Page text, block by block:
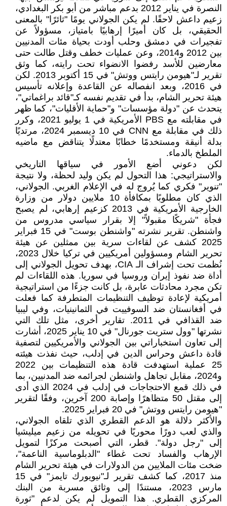
النصرة في يناير 2012 بدعم مباشر من أبو بكر البغدادي،
زعيم داعش لاحقًا. لم يكن الجولاني يومًا "ثائرًا" بالمعنى
الحقيقي، بل كان أميرًا إرهابيًا بامتياز، مسؤولاً عن
تفجيرات في دمشق وحلب أودت بحياة مئات المدنيين
بين 2012 و2014، وعن عمليات خطف وقتل طالت حتى
معارضين للأسد رفضوا الانضواء تحت رايته، كما وثق
تقرير لـ"هيومن رايتس ووتش" في 15 أكتوبر 2013. لكن
في 2016، وبعد انفصاله عن القاعدة وإعلانه تأسيس
هيئة تحرير الشام، بدأ في تقديم نفسه كـ"قائد براغماتي"،
يتحدث عن "دولة مؤسسات" و"حماية الأقليات"، كما ظهر
في مقابلته مع PBS الأمريكية في 1 يوليو 2021، وكرر
ذلك في مقابلة مع CNN في 10 ديسمبر 2024، مرتديًا
بدلة أنيقة ومستخدمًا خطابًا معتدلًا يتناقض مع ماضيه
الملطخ بالدماء.
لكن دعوني أضع الأمور في سياقها التاريخي
والاستراتيجي: هذا التحول لم يكن وليد لحظة، ولا نتيجة
"تنوير" فكري كما يُروج له في الإعلام الغربي. الجولاني،
الذي كان مطلوبًا بمكافأة 10 ملايين دولار من وزارة
الخارجية الأمريكية في 2013 كزعيم إرهابي، لم يصبح
فجأة "شريكًا مقبولاً" إلا بقرار سياسي مدروس من
واشنطن. تقرير نشرته "واشنطن بوست" في 15 فبراير
2025 كشف عن لقاءات سرية بين ممثلين عن هيئة
تحرير الشام ومسؤولين أمريكيين في تركيا خلال 2023،
نُظمت تحت إشراف الـ CIA، بهدف تحويل الجولاني إلى
أداة ضد نفوذ إيران وروسيا في سوريا. هذه اللقاءات لم
تكن مجرد محادثات عابرة، بل كانت جزءًا من استراتيجية
أمريكية لإعادة توظيف التنظيمات المتطرفة كما فعلت
في أفغانستان ضد السوفييت في الثمانينيات، وفي ليبيا
ضد القذافي في 2011. تقارير أخرى، مثل تلك التي
نشرتها "وول ستريت جورنال" في 10 يناير 2025، أشارت
إلى تعاون استخباراتي بين الجولاني والأمريكيين لتصفية
قادة داعش وحراس الدين في إدلب، حيث نفذت هيئته
25 عملية استهدفت قادة هذه التنظيمات بين 2022
و2024، مقابل تجاهل واشنطن لجرائمه ضد المدنيين، بما
في ذلك قمع الاحتجاجات في إدلب في 2024 الذي أدى
إلى مقتل 50 متظاهرًا وإصابة 200 آخرين، وفقًا لتقرير
"هيومن رايتس ووتش" في 20 فبراير 2025.
والأكثر دلالة هو الدعم القطري الذي تلقاه الجولاني،
والذي لعب دورًا محوريًا في تحويله من زعيم ميليشيا
إلى "رجل دولة". قطر، التي أصبحت مركزًا لتمويل
الإرهاب والفساد تحت غطاء "الدبلوماسية الناعمة"،
ضخت مئات الملايين من الدولارات في هيئة تحرير الشام
منذ 2017، كما كشف تقرير لـ"نيويورك تايمز" في 15
مارس 2023، مستندًا إلى وثائق مسربة من البنك
المركزي القطري. هذا التمويل لم يكن لدعم "ثورة